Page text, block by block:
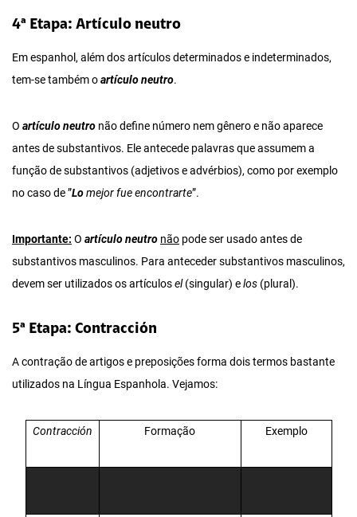
4ª Etapa: Artículo neutro
Em espanhol, além dos artículos determinados e indeterminados,
tem-se também oartículo neutro.
O artículo neutro não define número nem gênero e não aparece
antes de substantivos. Ele antecede palavras que assumem a
função de substantivos (adjetivos e advérbios), como por exemplo
no caso de ”Lomejor fue encontrarte”.
Importante: O artículo neutro não pode ser usado antes de
substantivos masculinos. Para anteceder substantivos masculinos,
devem ser utilizados os artículosel(singular) elos (plural).
5ª Etapa: Contracción
A contração de artigos e preposições forma dois termos bastante
utilizados na Língua Espanhola. Vejamos:
Contracción Formação Exemplo